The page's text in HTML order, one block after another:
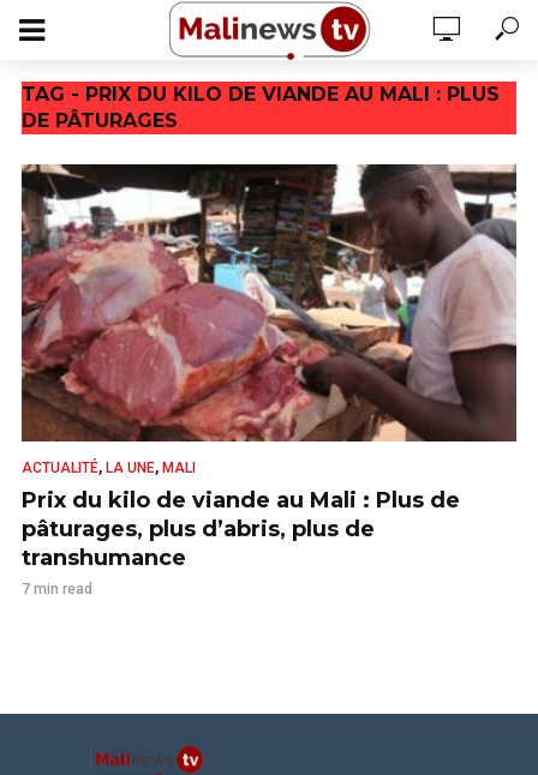
TAG - PRIX DU KILO DE VIANDE AU MALI : PLUS
DE PÂTURAGES
ACTUALITÉ, LA UNE, MALI
Prix du kilo de viande au Mali : Plus de
pâturages, plus d’abris, plus de
transhumance
7 min read